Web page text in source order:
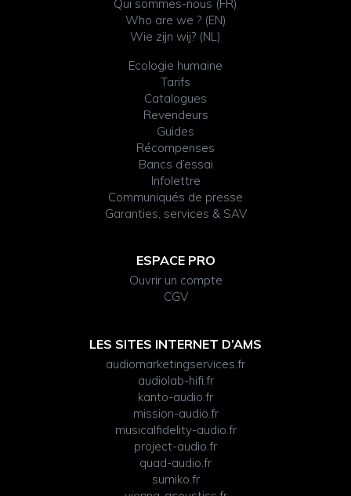
Qui sommes-nous (FR)
Who are we ? (EN)
Wie zijn wij? (NL)
Ecologie humaine
Tarifs
Catalogues
Revendeurs
Guides
Récompenses
Bancs d’essai
Infolettre
Communiqués de presse
Garanties, services & SAV
ESPACE PRO
Ouvrir un compte
CGV
LES SITES INTERNET D’AMS
audiomarketingservices.fr
audiolab-hifi.fr
kanto-audio.fr
mission-audio.fr
musicalfidelity-audio.fr
project-audio.fr
quad-audio.fr
sumiko.fr